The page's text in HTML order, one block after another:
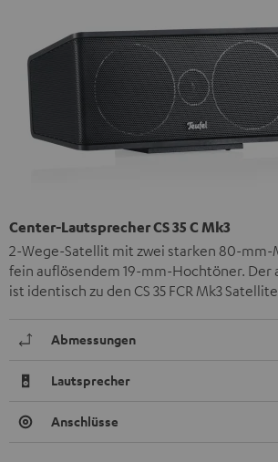
Center-Lautsprecher CS 35 C Mk3
2-Wege-Satellit mit zwei starken 80-
fein auflösendem 19-mm-Hochtöner. Der
ist identisch zu den CS 35 FCR Mk3
Abmessungen
Lautsprecher
Anschlüsse